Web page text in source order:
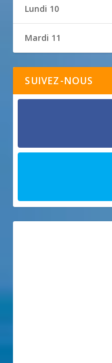
Lundi 10
Mardi 11
SUIVEZ-NOUS